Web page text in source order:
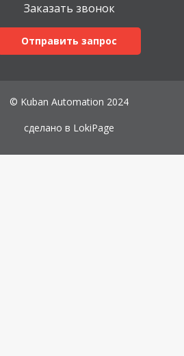
Заказать звонок
Отправить запрос
© Kuban Automation 2024
сделано в LokiPage